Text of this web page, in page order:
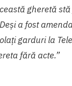
gheretă
a fost
garduri la
fără acte.”